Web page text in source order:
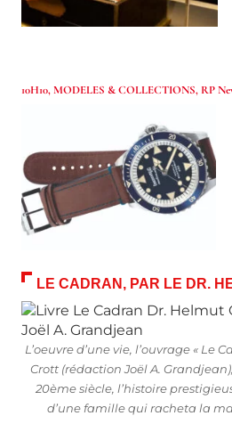
10H10,MODELES & COLLECTIONS, RP
LE CADRAN, PAR LE DR.
L’oeuvre d’une vie, l’ouvrage « Le
Crott (rédaction Joël A.
20ème siècle, l’histoire
d’une famille qui racheta la